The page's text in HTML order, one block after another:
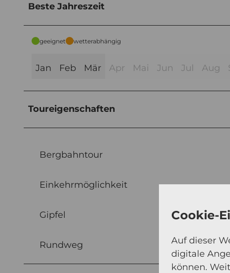
Beste Jahreszeit
geeignet wetterabhängig
Jan Feb Mär Apr Mai Jun Jul Aug
Toureigenschaften
Bergbahntour
Einkehrmöglichkeit
Gipfel
Rundweg
Cookie-
Auf dieser
digitale
können.